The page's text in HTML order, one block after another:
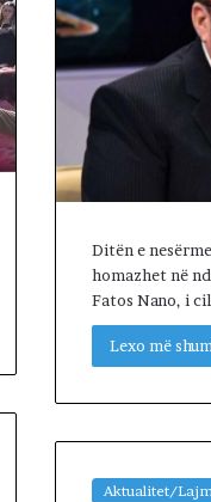
Ditën e
homazhet në
Fatos Nano, i
Lexo më
Aktualitet/
o
t
a
r
m
r